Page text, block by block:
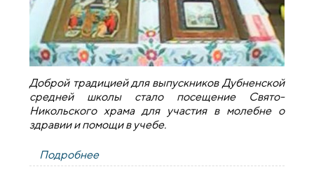
Доброй традицией для выпускников Дубненской
средней школы стало посещение Свято-
Никольского храма для участия в молебне о
здравии и помощи в учебе.
Подробнеео Молебен для выпускников в храме
деревни Дубно